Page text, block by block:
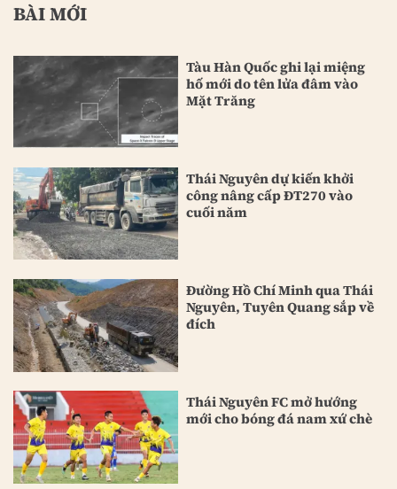
BÀI MỚI
Tàu Hàn Quốc ghi lại miệng
hố mới do tên lửa đâm vào
Mặt Trăng
Thái Nguyên dự kiến khởi
công nâng cấp ĐT270 vào
cuối năm
Đường Hồ Chí Minh qua Thái
Nguyên, Tuyên Quang sắp về
đích
Thái Nguyên FC mở hướng
mới cho bóng đá nam xứ chè